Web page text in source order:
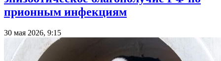
прионным инфекциям
30 мая 2026, 9:15